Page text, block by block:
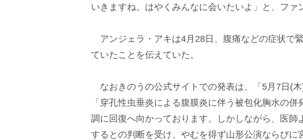
いきますね。はやくみんなに会いたいよ」と、ファ
アンジェラ・アキは4月28日、腹痛などの症状で
ていたことを伝えていた。
なおきのうの公式サイトでの発表は、「5月7日(
「穿孔性虫垂炎による腹膜炎に伴う被包化胸水の
調に回復へ向かっております。しかしながら、医師
するとの判断を受け、やむを得ず山形公演ならびに